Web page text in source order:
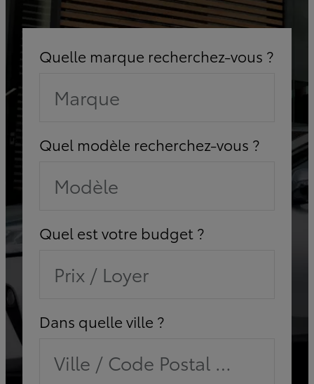
Quelle marque recherchez-vous ?
Marque
Quel modèle recherchez-vous ?
Modèle
Quel est votre budget ?
Prix / Loyer
Dans quelle ville ?
Ville / Code Postal /